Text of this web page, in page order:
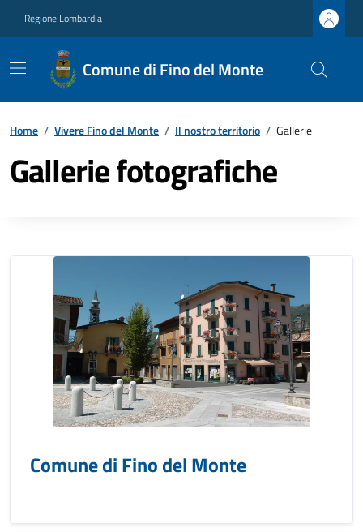
Regione Lombardia
Comune di Fino del Monte
Home / Vivere Fino del Monte / Il nostro territorio / Gallerie
Gallerie fotografiche
Comune di Fino del Monte